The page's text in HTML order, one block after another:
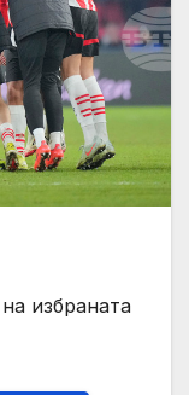
избраната